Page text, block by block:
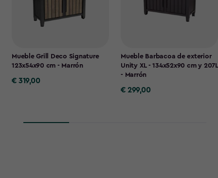
Mueble Grill Deco Signature
123x54x90 cm - Marrón
€
€ 319,00
Mueble Barbacoa de exterior
Unity XL - 134x52x90 cm y 207L
- Marrón
€
€ 299,00